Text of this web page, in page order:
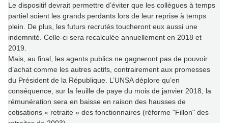
Le dispositif devrait permettre d’éviter que les collègues à temps
partiel soient les grands perdants lors de leur reprise à temps
plein. De plus, les futurs recrutés toucheront eux aussi une
indemnité. Celle-ci sera recalculée annuellement en 2018 et
2019.
Mais, au final, les agents publics ne gagneront pas de pouvoir
d’achat comme les autres actifs, contrairement aux promesses
du Président de la République. L’UNSA déplore qu’en
conséquence, sur la feuille de paye du mois de janvier 2018, la
rémunération sera en baisse en raison des hausses de
cotisations « retraite » des fonctionnaires (réforme "Fillon" des